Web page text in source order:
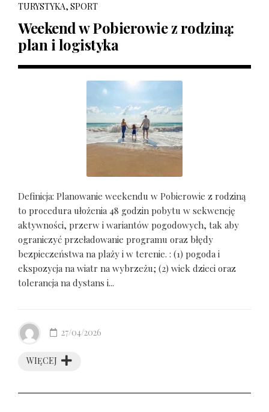
TURYSTYKA, SPORT
Weekend w Pobierowie z rodziną:
plan i logistyka
Definicja: Planowanie weekendu w Pobierowie z rodziną
to procedura ułożenia 48 godzin pobytu w sekwencję
aktywności, przerw i wariantów pogodowych, tak aby
ograniczyć przeładowanie programu oraz błędy
bezpieczeństwa na plaży i w terenie. : (1) pogoda i
ekspozycja na wiatr na wybrzeżu; (2) wiek dzieci oraz
tolerancja na dystans i...
WIĘCEJ
27/04/2026